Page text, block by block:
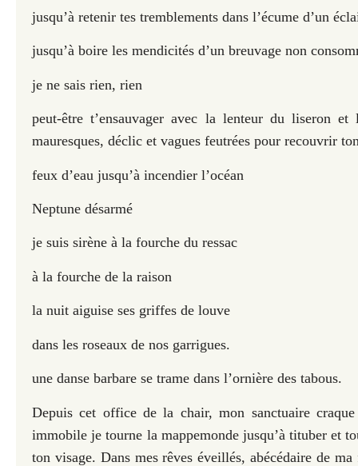
jusqu’à retenir tes tremblements dans l’écume d’un
jusqu’à boire les mendicités d’un breuvage non
je ne sais rien, rien
peut-être t’ensauvager avec la lenteur du liseron et
mauresques, déclic et vagues feutrées pour recouvrir
feux d’eau jusqu’à incendier l’océan
Neptune désarmé
je suis sirène à la fourche du ressac
à la fourche de la raison
la nuit aiguise ses griffes de louve
dans les roseaux de nos garrigues.
une danse barbare se trame dans l’ornière des tabous.
Depuis cet office de la chair, mon sanctuaire
immobile je tourne la mappemonde jusqu’à tituber et
ton visage. Dans mes rêves éveillés, abécédaire de